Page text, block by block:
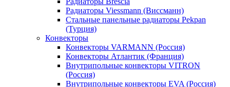
Радиаторы Viessmann (Виссманн)
Стальные панельные радиаторы Pekpan
(Турция)
Конвекторы
Конвекторы VARMANN (Россия)
Конвекторы Атлантик (Франция)
Внутрипольные конвекторы VITRON
(Россия)
Внутрипольные конвекторы EVA (Россия)